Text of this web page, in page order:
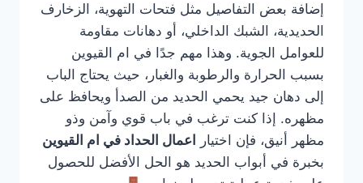
إضافة بعض التفاصيل مثل فتحات التهوية، الزخارف
الحديدية، الشبك الداخلي، أو دهانات مقاومة
للعوامل الجوية. وهذا مهم جدًا في ام القيوين
بسبب الحرارة والرطوبة والغبار، حيث يحتاج الباب
إلى دهان جيد يحمي الحديد من الصدأ ويحافظ على
مظهره. إذا كنت ترغب في باب قوي وآمن وذو
مظهر أنيق، فإن اختيار
اعمال الحداد في ام القيوين
بخبرة في أبواب الحديد هو الحل الأفضل للحصول